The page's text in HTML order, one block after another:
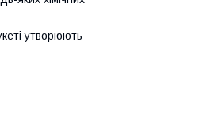
утворюють